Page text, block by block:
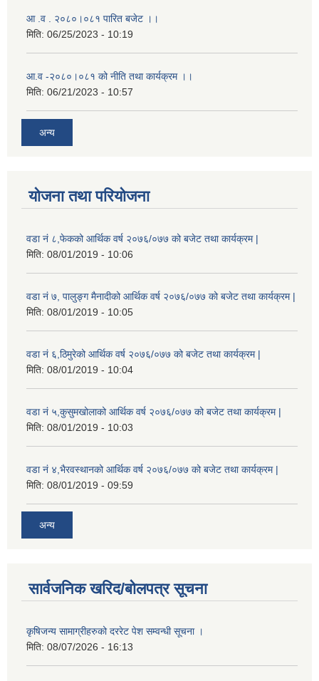
आ .व . २०८०।०८१ पारित बजेट ।।
मिति: 06/25/2023 - 10:19
आ.व -२०८०।०८१ को नीति तथा कार्यक्रम ।।
मिति: 06/21/2023 - 10:57
अन्य
योजना तथा परियोजना
वडा नं ८,फेकको आर्थिक वर्ष २०७६/०७७ को बजेट तथा कार्यक्रम |
मिति: 08/01/2019 - 10:06
वडा नं ७, पालुङ्ग मैनादीको आर्थिक वर्ष २०७६/०७७ को बजेट तथा कार्यक्रम |
मिति: 08/01/2019 - 10:05
वडा नं ६,ठिमुरेको आर्थिक वर्ष २०७६/०७७ को बजेट तथा कार्यक्रम |
मिति: 08/01/2019 - 10:04
वडा नं ५,कुसुमखोलाको आर्थिक वर्ष २०७६/०७७ को बजेट तथा कार्यक्रम |
मिति: 08/01/2019 - 10:03
वडा नं ४,भैरवस्थानको आर्थिक वर्ष २०७६/०७७ को बजेट तथा कार्यक्रम |
मिति: 08/01/2019 - 09:59
अन्य
सार्वजनिक खरिद/बोलपत्र सूचना
कृषिजन्य सामाग्रीहरुको दररेट पेश सम्वन्धी सूचना ।
मिति: 08/07/2026 - 16:13